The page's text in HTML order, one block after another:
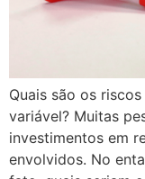
Quais são os
variável? Muitas
investimentos em
envolvidos. No